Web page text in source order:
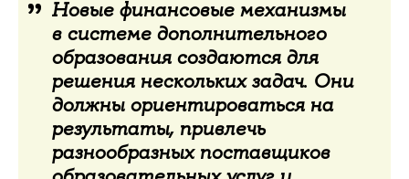
Новые финансовые механизмы
в системе дополнительного
образования создаются для
решения нескольких задач. Они
должны ориентироваться на
результаты, привлечь
разнообразных поставщиков